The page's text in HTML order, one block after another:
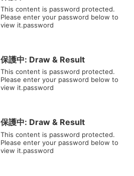
This content is password protected.
Please enter your password below to
view it.password
保護中: Draw & Result
This content is password protected.
Please enter your password below to
view it.password
保護中: Draw & Result
This content is password protected.
Please enter your password below to
view it.password